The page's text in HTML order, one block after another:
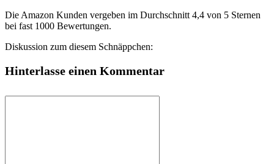
Die Amazon Kunden vergeben im Durchschnitt 4,4 von 5 Sternen
bei fast 1000 Bewertungen.
Diskussion zum diesem Schnäppchen:
Hinterlasse einen Kommentar